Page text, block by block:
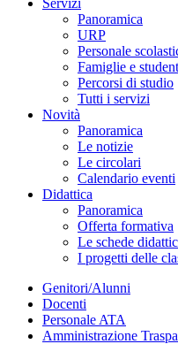
Servizi
Panoramica
URP
Personale
Famiglie e
Percorsi di studio
Tutti i servizi
Novità
Panoramica
Le notizie
Le circolari
Calendario eventi
Didattica
Panoramica
Offerta formativa
Le schede
I progetti delle
Genitori/Alunni
Docenti
Personale ATA
Amministrazione